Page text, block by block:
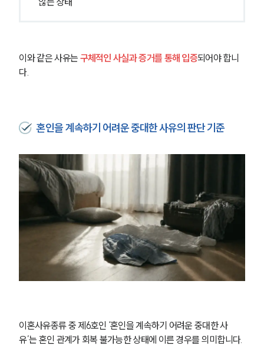
이와 같은 사유는 구체적인 사실과 증거를 통해 입증되어야 합니
다.
혼인을 계속하기 어려운 중대한 사유의 판단 기준
이혼사유종류 중 제6호인 ‘혼인을 계속하기 어려운 중대한 사
유’는 혼인 관계가 회복 불가능한 상태에 이른 경우를 의미합니다.